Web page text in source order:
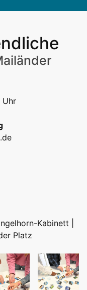
Uhr
Kabinett |
Platz